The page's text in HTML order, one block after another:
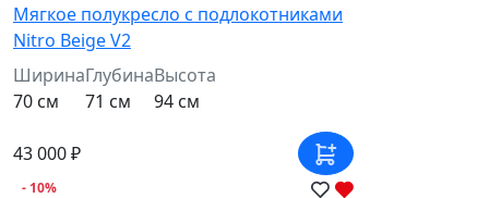
Мягкое полукресло с подлокотниками
Nitro Beige V2
Ширина
70 см
Глубина
71 см
Высота
94 см
43 000 ₽
- 10%